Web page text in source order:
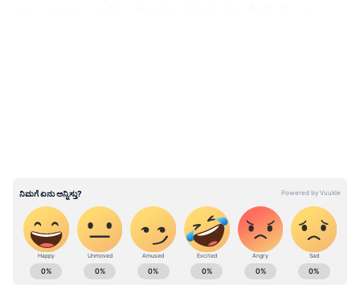
ನಿವೇದಿತಾ ಗೌಡ ನಿನ್ನ ವೈಯಾರ, ನಿನ್ನ ಸ್ವಭಾವ ನೋಡಿದ್ರೆ
ವಾಕರಿಕೆ ಬರುತ್ತೆ.. ಎಂದ ನೆಟ್ಟಿಗರು!
ಕನ್ನಡ ಸಿನಿಮಾ (Kannada Cinema News ), ಟಿವಿ